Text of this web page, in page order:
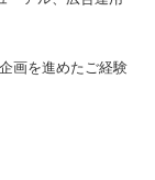
画を進めたご経験